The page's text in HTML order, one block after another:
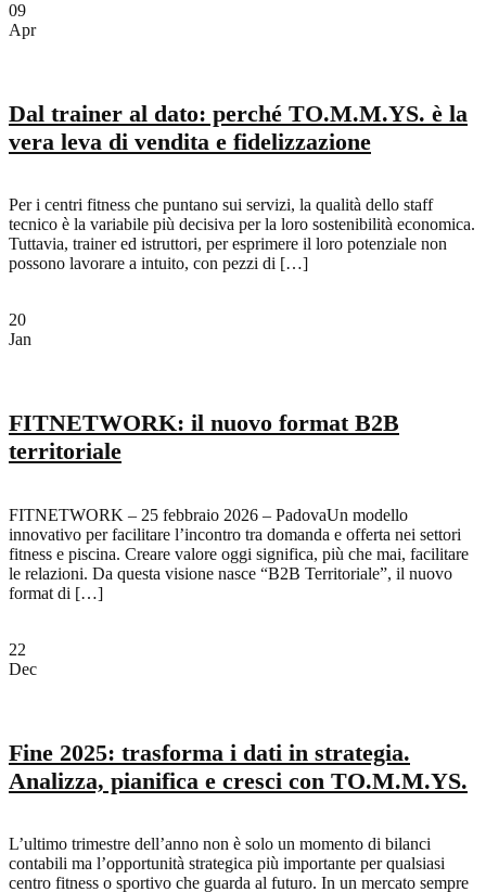
09
Apr
Dal trainer al dato: perché TO.M.M.YS. è la
vera leva di vendita e fidelizzazione
Per i centri fitness che puntano sui servizi, la qualità dello staff
tecnico è la variabile più decisiva per la loro sostenibilità economica.
Tuttavia, trainer ed istruttori, per esprimere il loro potenziale non
possono lavorare a intuito, con pezzi di […]
20
Jan
FITNETWORK: il nuovo format B2B
territoriale
FITNETWORK – 25 febbraio 2026 – PadovaUn modello
innovativo per facilitare l’incontro tra domanda e offerta nei settori
fitness e piscina. Creare valore oggi significa, più che mai, facilitare
le relazioni. Da questa visione nasce “B2B Territoriale”, il nuovo
format di […]
22
Dec
Fine 2025: trasforma i dati in strategia.
Analizza, pianifica e cresci con TO.M.M.YS.
L’ultimo trimestre dell’anno non è solo un momento di bilanci
contabili ma l’opportunità strategica più importante per qualsiasi
centro fitness o sportivo che guarda al futuro. In un mercato sempre